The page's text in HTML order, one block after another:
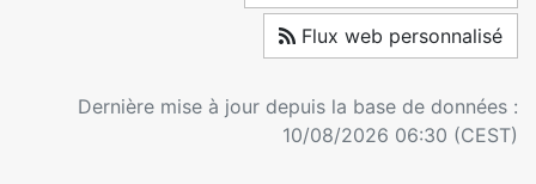
Flux web personnalisé
Dernière mise à jour depuis la base de données :
10/08/2026 06:30 (CEST)